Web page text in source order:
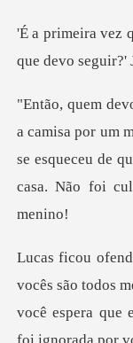
que devo se
se esqueceu de
odos
você espera que